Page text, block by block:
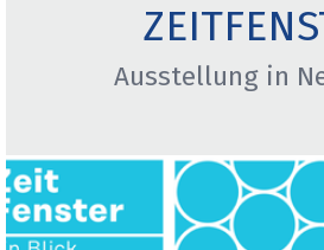
Ausstellung in